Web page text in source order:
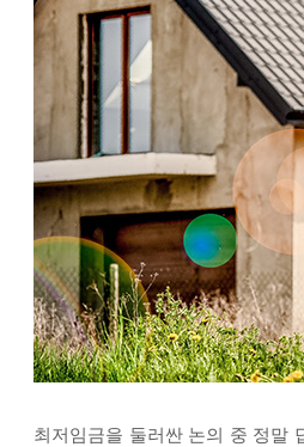
최저임금을 둘러싼 논의 중 정말